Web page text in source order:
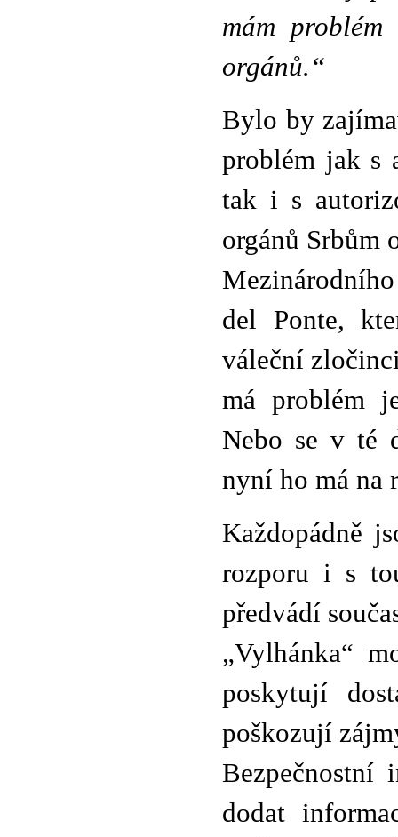
mám
orgánů.“
Bylo by
problém jak s
tak i s
orgánů Srbům
del Ponte,
váleční
má problém
Nebo se v té
nyní ho má na
Každopádně
rozporu i s
předvádí
„Vylhánka“
poskytují
poškozují
Bezpečnostní
dodat